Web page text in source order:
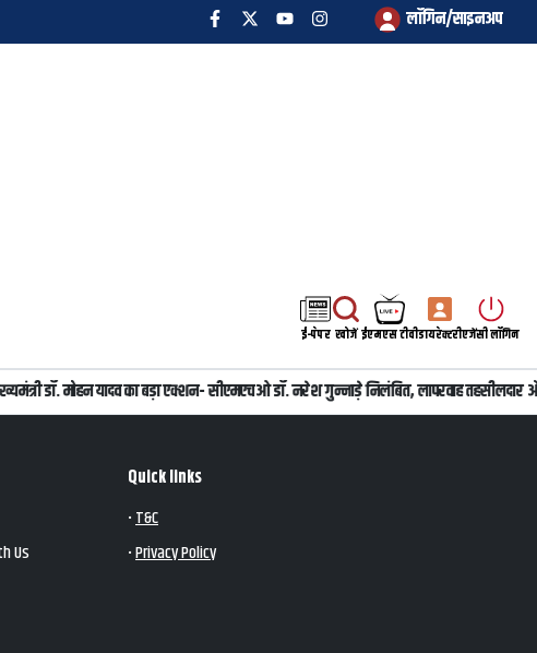
लॉगिन/साइनअप
ई-पेपर खोजें ईएमएस टीवीडायरेक्टरीएजेंसी लॉगिन
डॉ. मोहन यादव का बड़ा एक्शन- सीएमएचओ डॉ. नरेश गुन्नाड़े निलंबित, लापरवाह तहसीलदार
Us
Quick links
•T&C
•Privacy Policy